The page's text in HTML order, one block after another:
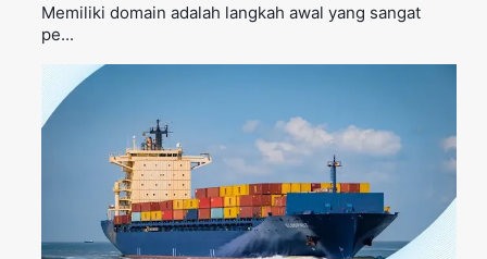
Memiliki domain adalah langkah awal yang sangat
pe...